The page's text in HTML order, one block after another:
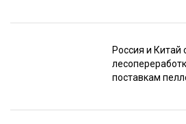
Россия и Китай
поставкам